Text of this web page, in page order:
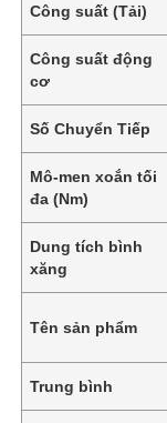
Công suất (Tải)
Công suất động
cơ
Số Chuyển Tiếp
Mô-men xoắn tối
đa (Nm)
Dung tích bình
xăng
Tên sản phẩm
Trung bình